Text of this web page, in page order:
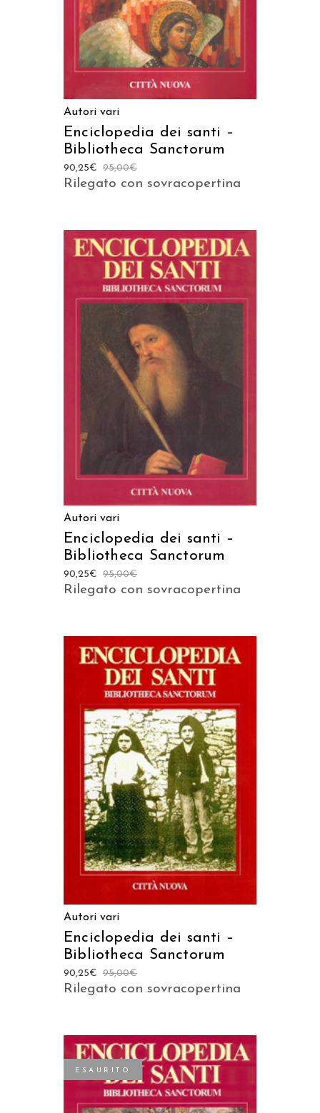
Autori vari
Enciclopedia dei santi –
Bibliotheca Sanctorum
95,00€
90,25€
Rilegato con sovracopertina
AGGIUNGI AL CARRELLO
Autori vari
Enciclopedia dei santi –
Bibliotheca Sanctorum
95,00€
90,25€
Rilegato con sovracopertina
AGGIUNGI AL CARRELLO
Autori vari
Enciclopedia dei santi –
Bibliotheca Sanctorum
95,00€
90,25€
Rilegato con sovracopertina
ESAURITO